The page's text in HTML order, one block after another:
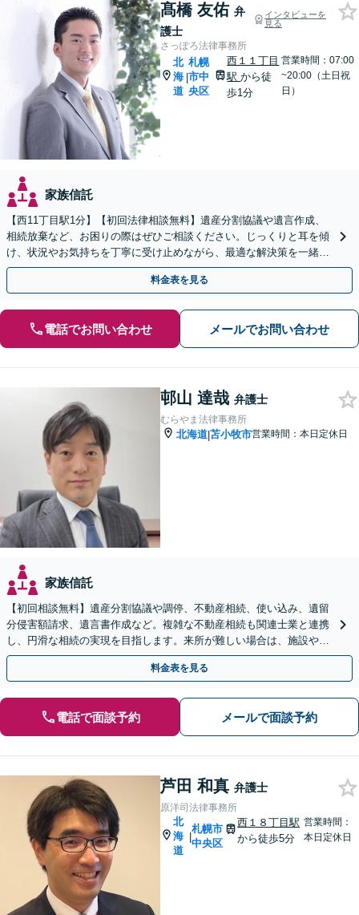
髙橋 友佑 弁
護士
インタビューを
見る
さっぽろ法律事務所
北
海
道
|
札幌
市中
央区
西１１丁目
駅から徒
歩1分
営業時間：07:00
~20:00（土日祝
日）
家族信託
【西11丁目駅1分】【初回法律相談無料】遺産分割協議や遺言作成、
相続放棄など、お困りの際はぜひご相談ください。じっくりと耳を傾
け、状況やお気持ちを丁寧に受け止めながら、最適な解決策を一緒に
考えてまいります。【電話・メール・WEB相談可】
料金表を見る
電話でお問い合わせ メールでお問い合わせ
邨山 達哉 弁護士
むらやま法律事務所
北海道|苫小牧市営業時間：本日定休日
家族信託
【初回相談無料】遺産分割協議や調停、不動産相続、使い込み、遺留
分侵害額請求、遺言書作成など。複雑な不動産相続も関連士業と連携
し、円滑な相続の実現を目指します。来所が難しい場合は、施設や病
院への出張相談も対応可能です【弁護士歴19年以上】
料金表を見る
電話で面談予約 メールで面談予約
芦田 和真 弁護士
原洋司法律事務所
北
海
道
|
札幌市
中央区
西１８丁目駅
から徒歩5分
営業時間：
本日定休日